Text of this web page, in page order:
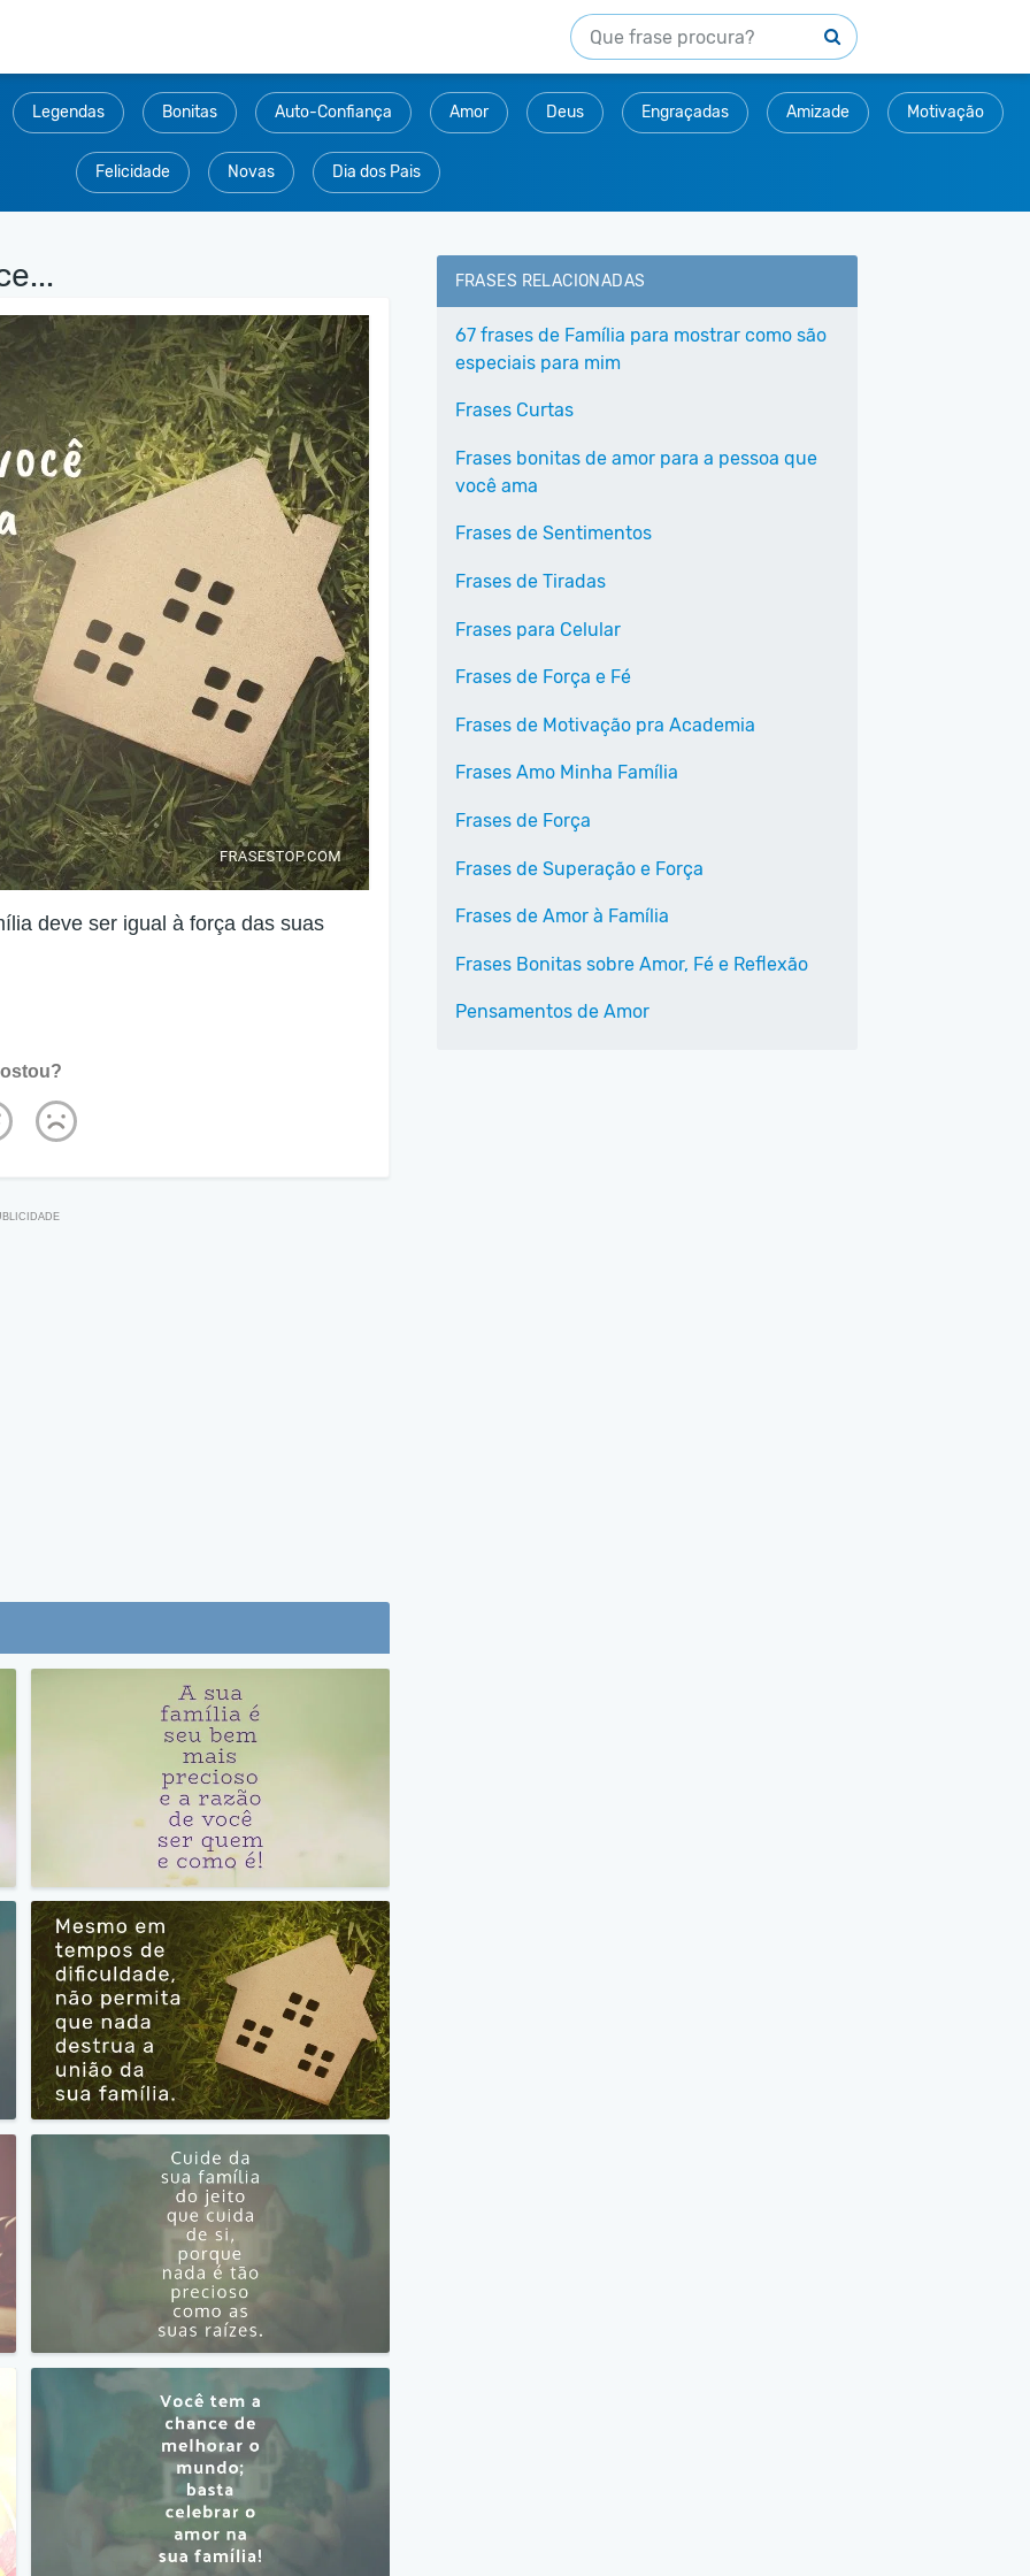
Legendas Bonitas Auto-Confiança Amor Deus Engraçadas Amizade Motivação
Felicidade Novas Dia dos Pais
deve ser igual à força das suas
FRASES RELACIONADAS
67 frases de Família para mostrar como são
especiais para mim
Frases Curtas
Frases bonitas de amor para a pessoa que
você ama
Frases de Sentimentos
Frases de Tiradas
Frases para Celular
Frases de Força e Fé
Frases de Motivação pra Academia
Frases Amo Minha Família
Frases de Força
Frases de Superação e Força
Frases de Amor à Família
Frases Bonitas sobre Amor, Fé e Reflexão
Pensamentos de Amor